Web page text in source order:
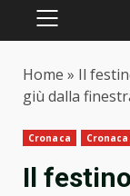
PRIMARY
Home » Il
giù dalla
Cronaca
Il